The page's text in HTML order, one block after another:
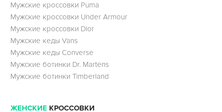
Мужские кроссовки Puma
Мужские кроссовки Under Armour
Мужские кроссовки Dior
Мужские кеды Vans
Мужские кеды Converse
Мужские ботинки Dr. Martens
Мужские ботинки Timberland
ЖЕНСКИЕ КРОССОВКИ